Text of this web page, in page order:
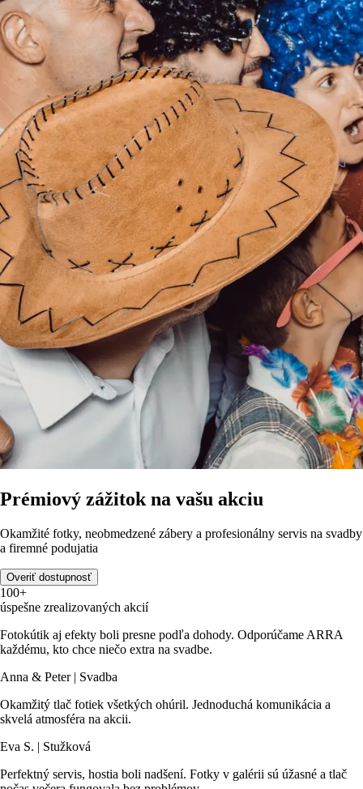
Prémiový zážitok na vašu akciu
Okamžité fotky, neobmedzené zábery a profesionálny servis na svadby
a firemné podujatia
Overiť dostupnosť
100+
úspešne zrealizovaných akcií
Fotokútik aj efekty boli presne podľa dohody. Odporúčame ARRA
každému, kto chce niečo extra na svadbe.
Anna & Peter | Svadba
Okamžitý tlač fotiek všetkých ohúril. Jednoduchá komunikácia a
skvelá atmosféra na akcii.
Eva S. | Stužková
Perfektný servis, hostia boli nadšení. Fotky v galérii sú úžasné a tlač